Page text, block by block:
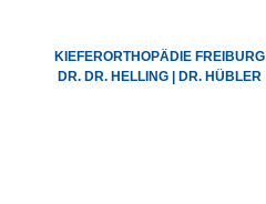
KIEFERORTHOPÄDIE FREIBURG
DR. DR. HELLING | DR. HÜBLER